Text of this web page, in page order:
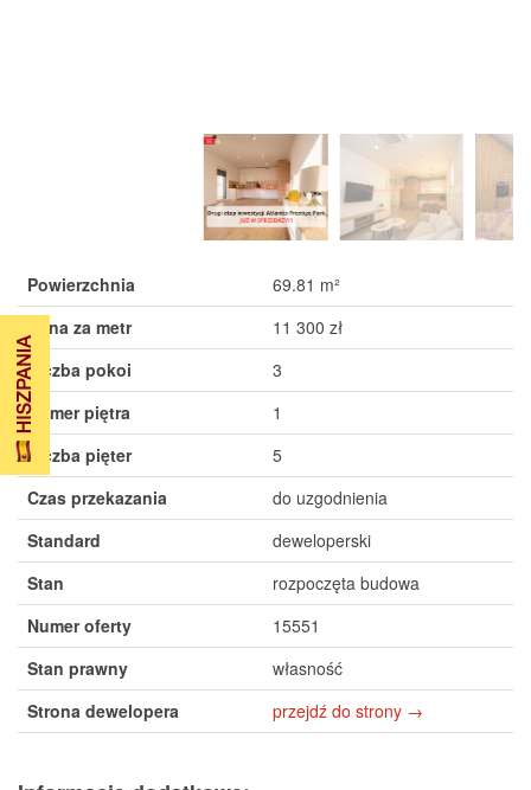
Powierzchnia
69.81 m²
Cena za metr
11 300 zł
Liczba pokoi
3
Numer piętra
1
Liczba pięter
5
Czas przekazania
do uzgodnienia
Standard
deweloperski
Stan
rozpoczęta budowa
Numer oferty
15551
Stan prawny
własność
Strona dewelopera
przejdź do strony →